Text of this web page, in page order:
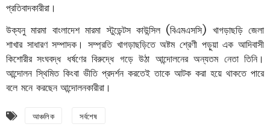
প্রতিবাদকারীরা।
উক্যনু মারমা বাংলাদেশ মারমা স্টুডেন্টস কাউন্সিল(বিএমএসসি) খাগড়াছড়ি জেলা
শাখার সাধারণ সম্পাদক। সম্প্রতি খাগড়াছড়িতে অষ্টম শ্রেণী পড়ুয়া এক আদিবাসী
কিশোরীর সংঘবদ্ধ ধর্ষণের বিরুদ্ধে গড়ে উঠা আন্দোলনের অন্যতম নেতা তিনি।
আন্দোলন স্থিমিত কিংবা ভীতি প্রদর্শন করতেই তাকে আটক করা হয়ে থাকতে পারে
বলে মনে করছেন আন্দোলনকারীরা ।
আঞ্চলিক সর্বশেষ